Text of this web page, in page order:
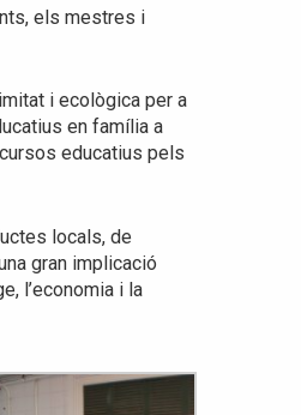
els mestres i
i ecològica per a
en família a
educatius pels
locals, de
gran implicació
l’economia i la